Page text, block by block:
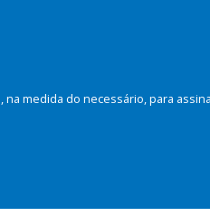
medida do necessário, para